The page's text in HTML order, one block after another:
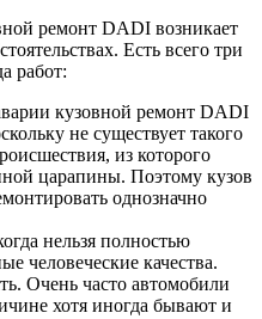
ремонт DADI возникает
Есть всего три
работ:
кузовной ремонт DADI
не существует такого
из которого
царапины. Поэтому кузов
однозначно
нельзя полностью
человеческие качества.
Очень часто автомобили
хотя иногда бывают и